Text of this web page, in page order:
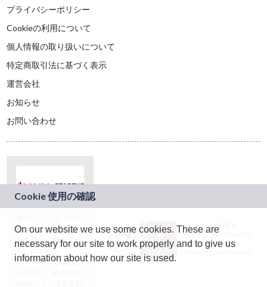
プライバシーポリシー
Cookieの利用について
個人情報の取り扱いについて
特定商取引法に基づく表示
運営会社
お知らせ
お問い合わせ
ドコモグループの新
規事業創出プログラ
ム「docomo
STARTUP」を通じて
JASRAC許諾番号：
9024936001Y45037
JASRAC許諾番号：
On our website we use some cookies. These are
necessary for our site to work properly and to give us
information about how our site is used.